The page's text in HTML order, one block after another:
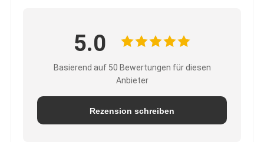
5.0
Basierend auf 50 Bewertungen für diesen
Anbieter
Rezension schreiben